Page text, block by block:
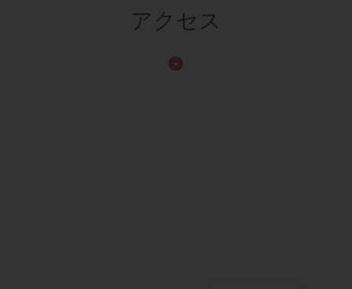
アクセス